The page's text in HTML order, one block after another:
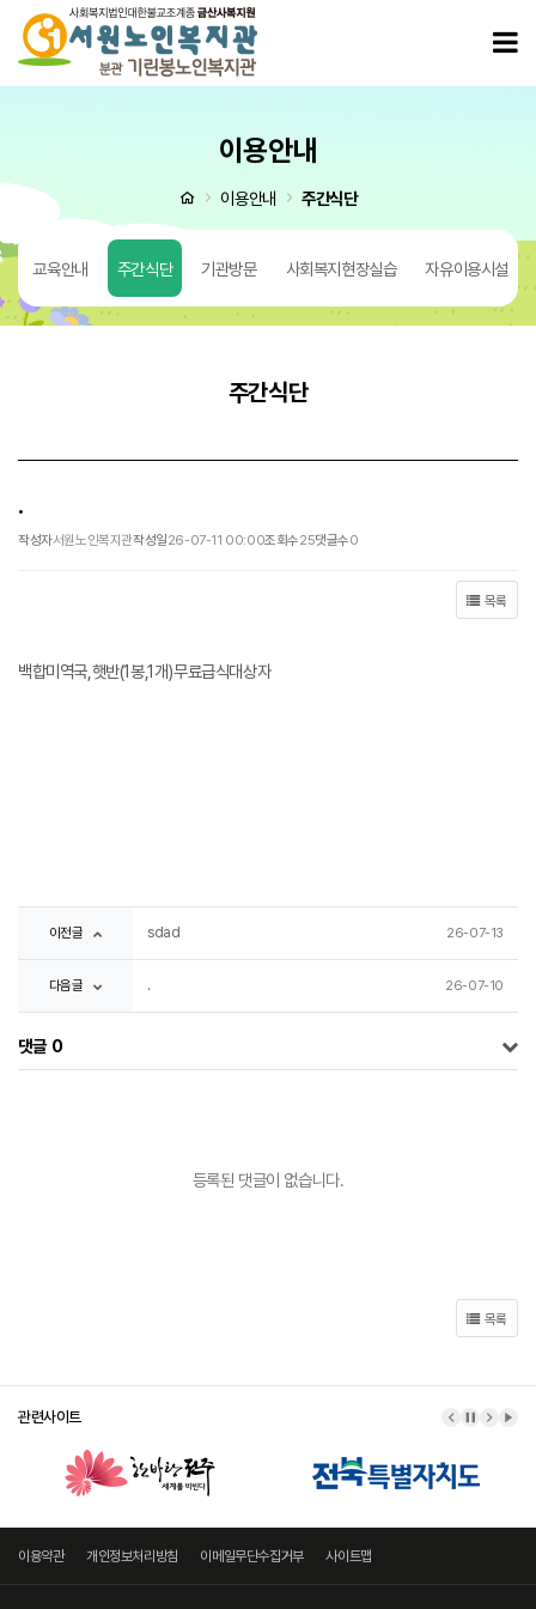
. > 주간식단
이용안내
처음으로이용안내 주간식단
교육안내 주간식단 기관방문 사회복지현장실습 자유이용시설
주간식단
.
작성자서원노인복지관작성일26-07-11 00:00조회수25댓글수0
목록
백합미역국,햇반(1봉,1개)무료급식대상자
이전글 sdad 26-07-13
다음글 . 26-07-10
댓글 0
등록된 댓글이 없습니다.
목록
관련사이트 이전 배너
배너 정지
다음
배
이용약관 개인정보처리방침 이메일무단수집거부 사이트맵